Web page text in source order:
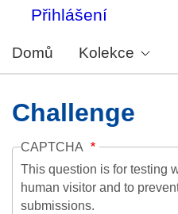
Přihlášení
Domů Kolekce
Challenge
CAPTCHA
This question is for testing
human visitor and to
submissions.